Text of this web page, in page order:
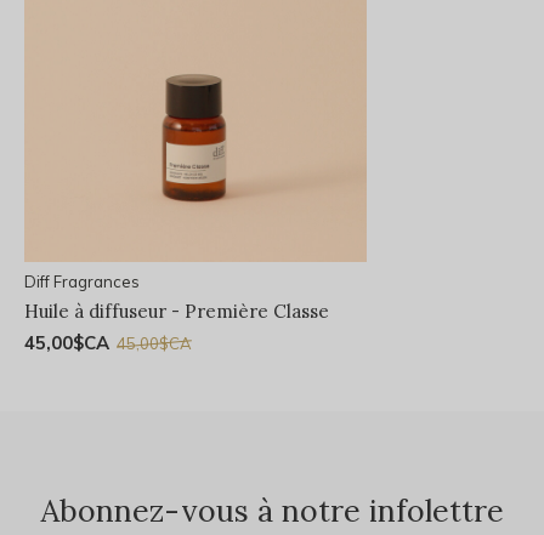
Diff Fragrances
Huile à diffuseur - Première Classe
45,00$CA 45,00$CA
Abonnez-vous à notre infolettre